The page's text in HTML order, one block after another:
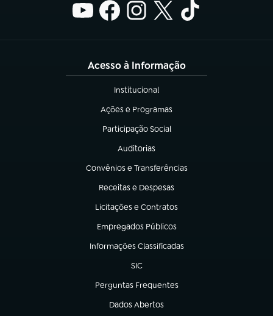
Acesso à Informação
Institucional
(abre em nova aba)
Ações e Programas
(abre em nova aba)
Participação Social
(abre em nova aba)
Auditorias
(abre em nova aba)
Convênios e Transferências
(abre em nova aba)
Receitas e Despesas
(abre em nova aba)
Licitações e Contratos
(abre em nova aba)
Empregados Públicos
(abre em nova aba)
Informações Classificadas
(abre em nova aba)
SIC
(abre em nova aba)
Perguntas Frequentes
(abre em nova aba)
Dados Abertos
(abre em nova aba)